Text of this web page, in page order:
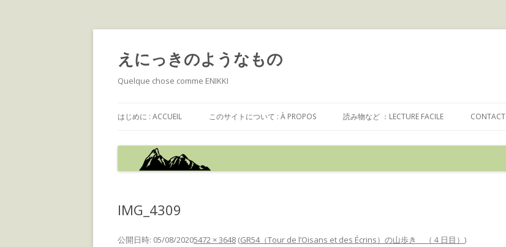
えにっきのようなもの
Quelque chose comme ENIKKI
ン
へ
ッ
はじめに : ACCUEIL このサイトについて : À PROPOS 読み物など ：LECTURE FACILE CONTACT
IMG_4309
公開日時: 05/08/20205472 × 3648 (GR54（Tour de l’Oisans et des Écrins）の山歩き （４日目） )